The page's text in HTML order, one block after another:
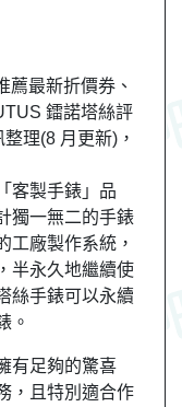
薦最新折價券、
鐳諾塔絲評
理(8 月更新)，
客製手錶」品
獨一無二的手錶
工廠製作系統，
半永久地繼續使
絲手錶可以永續
。
有足夠的驚喜
，且特別適合作